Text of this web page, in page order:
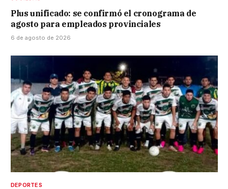
Plus unificado: se confirmó el cronograma de
agosto para empleados provinciales
6 de agosto de 2026
DEPORTES